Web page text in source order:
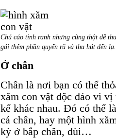
Chú cáo tinh ranh nhưng cũng thật dễ
gái thêm phần quyến rũ và thu hút đến lạ.
Ở chân
Chân là nơi bạn có thể
xăm con vật độc đáo vì
kế khác nhau. Đó có thể
cá chân, hay một hình
kỳ ở bắp chân, đùi…